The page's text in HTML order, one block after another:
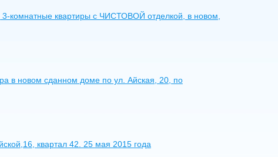
комнатные квартиры с ЧИСТОВОЙ отделкой, в новом,
в новом сданном доме по ул. Айская, 20, по
квартал 42. 25 мая 2015 года